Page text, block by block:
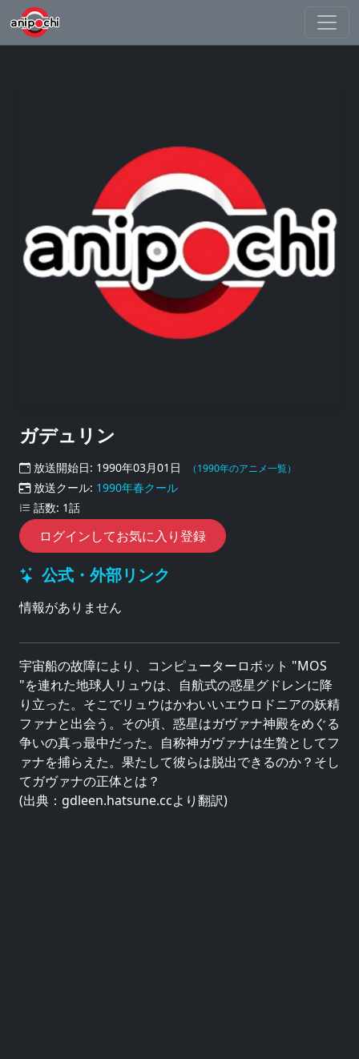
ガデュリン
放送開始日: 1990年03月01日 （1990年のアニメ一覧）
放送クール: 1990年春クール
話数: 1話
ログインしてお気に入り登録
公式・外部リンク
情報がありません
宇宙船の故障により、コンピューターロボット "MOS
"を連れた地球人リュウは、自航式の惑星グドレンに降
り立った。そこでリュウはかわいいエウロドニアの妖精
ファナと出会う。その頃、惑星はガヴァナ神殿をめぐる
争いの真っ最中だった。自称神ガヴァナは生贄としてフ
ァナを捕らえた。果たして彼らは脱出できるのか？そし
てガヴァナの正体とは？
(出典：gdleen.hatsune.ccより翻訳)